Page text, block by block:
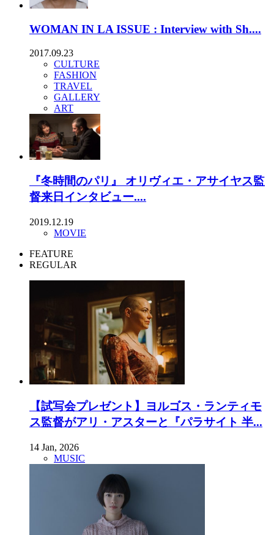
WOMAN IN LA ISSUE : Interview with Sh....
2017.09.23
CULTURE
FASHION
TRAVEL
GALLERY
ART
『冬時間のパリ』 オリヴィエ・アサイヤス監
督来日インタビュー....
2019.12.19
MOVIE
FEATURE
REGULAR
【試写会プレゼント】ヨルゴス・ランティモ
ス監督がアリ・アスターと『パラサイト 半...
14 Jan, 2026
MUSIC